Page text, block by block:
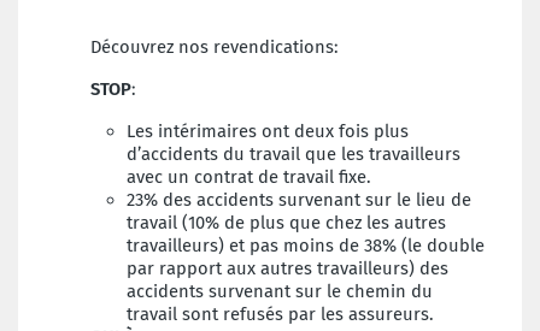
Découvrez nos revendications:
STOP:
Les intérimaires ont deux fois plus
d’accidents du travail que les travailleurs
avec un contrat de travail fixe.
23% des accidents survenant sur le lieu de
travail (10% de plus que chez les autres
travailleurs) et pas moins de 38% (le double
par rapport aux autres travailleurs) des
accidents survenant sur le chemin du
travail sont refusés par les assureurs.